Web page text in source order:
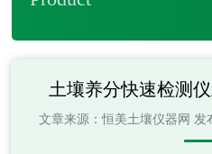
土壤养分快速检测
文章来源：恒美土壤仪器网 发